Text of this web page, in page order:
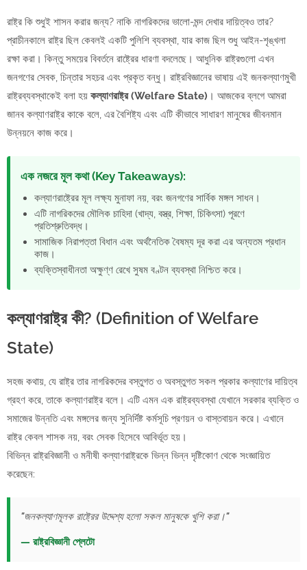
রাষ্ট্র কি শুধুই শাসন করার জন্য? নাকি নাগরিকদের ভালো-মন্দ দেখার দায়িত্বও তার?
প্রাচীনকালে রাষ্ট্র ছিল কেবলই একটি পুলিশি ব্যবস্থা, যার কাজ ছিল শুধু আইন-শৃঙ্খলা
রক্ষা করা। কিন্তু সময়ের বিবর্তনে রাষ্ট্রের ধারণা বদলেছে। আধুনিক রাষ্ট্রগুলো এখন
জনগণের সেবক, চিন্তার সহচর এবং প্রকৃত বন্ধু। রাষ্ট্রবিজ্ঞানের ভাষায় এই জনকল্যাণমুখী
রাষ্ট্রব্যবস্থাকেই বলা হয় কল্যাণরাষ্ট্র (Welfare State) । আজকের ব্লগে আমরা
জানব কল্যাণরাষ্ট্র কাকে বলে, এর বৈশিষ্ট্য এবং এটি কীভাবে সাধারণ মানুষের জীবনমান
উন্নয়নে কাজ করে।
এক নজরে মূল কথা (Key Takeaways):
কল্যাণরাষ্ট্রের মূল লক্ষ্য মুনাফা নয়, বরং জনগণের সার্বিক মঙ্গল সাধন।
এটি নাগরিকদের মৌলিক চাহিদা (খাদ্য, বস্ত্র, শিক্ষা, চিকিৎসা) পূরণে
প্রতিশ্রুতিবদ্ধ।
সামাজিক নিরাপত্তা বিধান এবং অর্থনৈতিক বৈষম্য দূর করা এর অন্যতম প্রধান
কাজ।
ব্যক্তিস্বাধীনতা অক্ষুণ্ণ রেখে সুষম বণ্টন ব্যবস্থা নিশ্চিত করে।
কল্যাণরাষ্ট্র কী? (Definition of Welfare
State)
সহজ কথায়, যে রাষ্ট্র তার নাগরিকদের বস্তুগত ও অবস্তুগত সকল প্রকার কল্যাণের দায়িত্ব
গ্রহণ করে, তাকে কল্যাণরাষ্ট্র বলে। এটি এমন এক রাষ্ট্রব্যবস্থা যেখানে সরকার ব্যক্তি ও
সমাজের উন্নতি এবং মঙ্গলের জন্য সুনির্দিষ্ট কর্মসূচি প্রণয়ন ও বাস্তবায়ন করে। এখানে
রাষ্ট্র কেবল শাসক নয়, বরং সেবক হিসেবে আবির্ভূত হয়।
বিভিন্ন রাষ্ট্রবিজ্ঞানী ও মনীষী কল্যাণরাষ্ট্রকে ভিন্ন ভিন্ন দৃষ্টিকোণ থেকে সংজ্ঞায়িত
করেছেন:
"জনকল্যাণমূলক রাষ্ট্রের উদ্দেশ্য হলো সকল মানুষকে খুশি করা।"
— রাষ্ট্রবিজ্ঞানী প্লেটো